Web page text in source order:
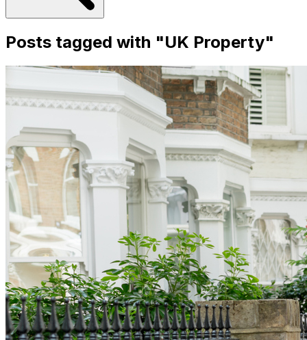
Posts tagged with "UK Property"